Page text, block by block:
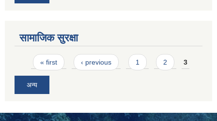
सामाजिक सुरक्षा
Pages
« first ‹ previous 1 2 3
अन्य